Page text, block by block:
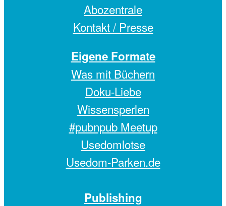
Abozentrale
Kontakt / Presse
Eigene Formate
Was mit Büchern
Doku-Liebe
Wissensperlen
#pubnpub Meetup
Usedomlotse
Usedom-Parken.de
Publishing